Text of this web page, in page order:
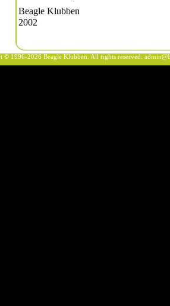
Beagle Klubben
2002
2026 Beagle Klubben. All rights reserved.